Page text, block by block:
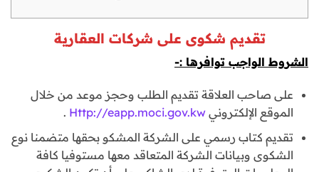
تقديم شكوى على شركات العقارية
الشروط الواجب توافرها :-
على صاحب العلاقة تقديم الطلب وحجز موعد من خلال
الموقع الإلكتروني Http://eapp.moci.gov.kw
.
تقديم كتاب رسمي على الشركة المشكو بحقها متضمنا نوع
الشكوى وبيانات الشركة المتعاقد معها مستوفيا كافة